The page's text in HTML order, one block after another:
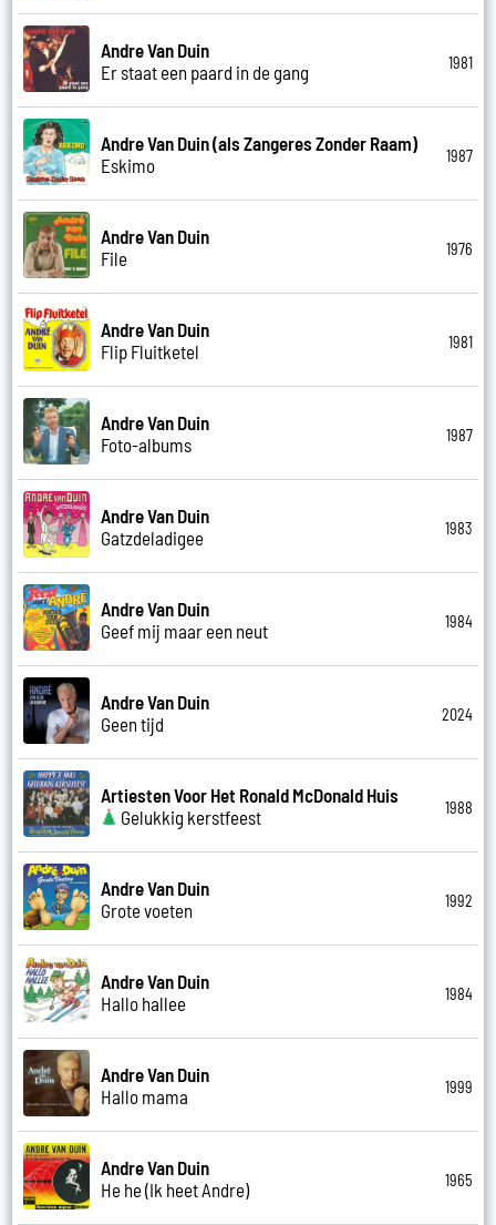
Andre Van Duin
Er staat een paard in de gang
1981
Andre Van Duin (als Zangeres Zonder Raam)
Eskimo
1987
Andre Van Duin
File
1976
Andre Van Duin
Flip Fluitketel
1981
Andre Van Duin
Foto-albums
1987
Andre Van Duin
Gatzdeladigee
1983
Andre Van Duin
Geef mij maar een neut
1984
Andre Van Duin
Geen tijd
2024
Artiesten Voor Het Ronald McDonald Huis
Gelukkig kerstfeest
1988
Andre Van Duin
Grote voeten
1992
Andre Van Duin
Hallo hallee
1984
Andre Van Duin
Hallo mama
1999
Andre Van Duin
He he (Ik heet Andre)
1965